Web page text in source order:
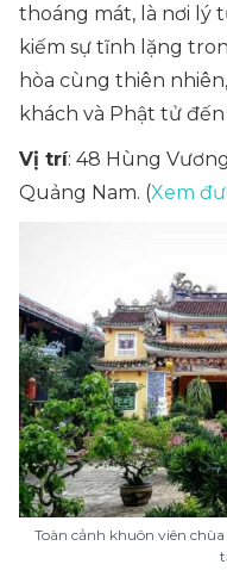
thoáng mát, là nơi lý
kiếm sự tĩnh lặng
hòa cùng thiên
khách và Phật tử
Vị trí: 48 Hùng
Quảng Nam. (Xem
Toàn cảnh khuôn viên